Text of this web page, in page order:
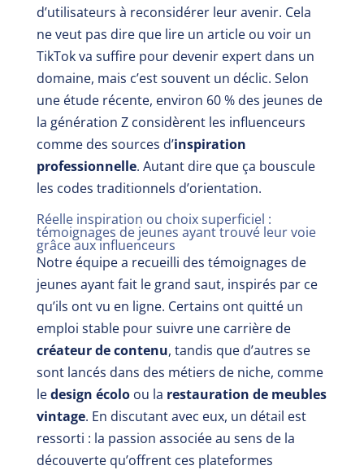
d’utilisateurs à reconsidérer leur avenir. Cela
ne veut pas dire que lire un article ou voir un
TikTok va suffire pour devenir expert dans un
domaine, mais c’est souvent un déclic. Selon
une étude récente, environ 60 % des jeunes de
la génération Z considèrent les influenceurs
comme des sources d’inspiration
professionnelle. Autant dire que ça bouscule
les codes traditionnels d’orientation.
Réelle inspiration ou choix superficiel :
témoignages de jeunes ayant trouvé leur voie
grâce aux influenceurs
Notre équipe a recueilli des témoignages de
jeunes ayant fait le grand saut, inspirés par ce
qu’ils ont vu en ligne. Certains ont quitté un
emploi stable pour suivre une carrière de
créateur de contenu, tandis que d’autres se
sont lancés dans des métiers de niche, comme
ledesign écoloou la restauration de meubles
vintage. En discutant avec eux, un détail est
ressorti : la passion associée au sens de la
découverte qu’offrent ces plateformes